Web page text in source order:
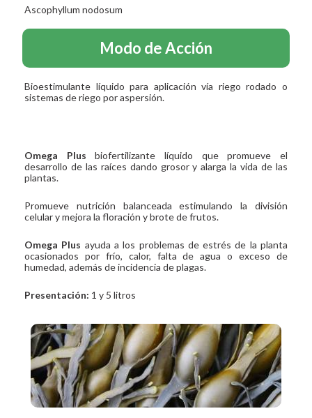
Ascophyllum nodosum
Modo de Acción
Bioestimulante líquido para aplicación vía riego rodado o
sistemas de riego por aspersión.
Omega Plus biofertilizante líquido que promueve el
desarrollo de las raíces dando grosor y alarga la vida de las
plantas.
Promueve nutrición balanceada estimulando la división
celular y mejora la floración y brote de frutos.
Omega Plus ayuda a los problemas de estrés de la planta
ocasionados por frío, calor, falta de agua o exceso de
humedad, además de incidencia de plagas.
Presentación: 1 y 5 litros